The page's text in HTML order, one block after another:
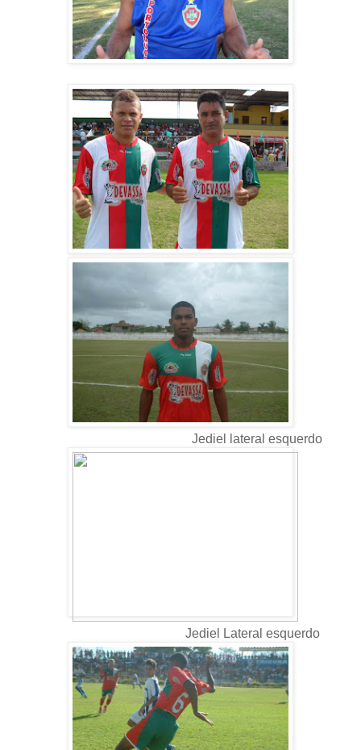
Jediel lateral esquerdo
Jediel Lateral esquerdo